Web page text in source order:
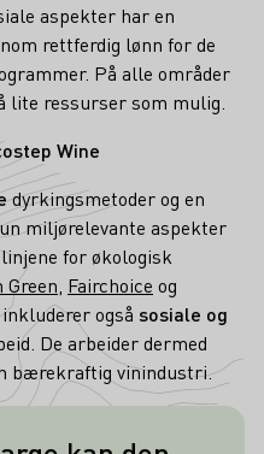
aspekter har en
rettferdig lønn for de
På alle områder
ressurser som mulig.
Wine
dyrkingsmetoder og en
miljørelevante aspekter
for økologisk
Green Fairchoice og
også sosiale og
De arbeider dermed
bærekraftig vinindustri.